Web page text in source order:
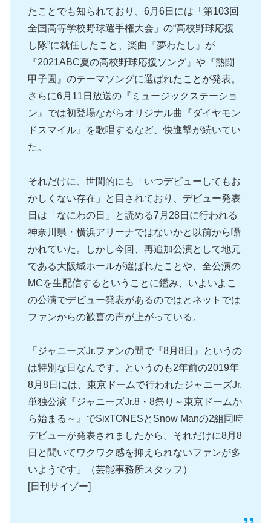
たことでも知られており、6月6日には「第103回
全国高等学校野球選手権大会」の“高校野球応援
し隊”に就任したこと、楽曲『夢わたし』が
『2021ABC夏の高校野球応援ソング』や『熱闘
甲子園』のテーマソングに選ばれたことが発表。
さらに6月11日放送の『ミュージックステーショ
ン』では初登場ながらオリジナル曲『ダイヤモン
ドスマイル』を歌唱するなど、快進撃が続いてい
た。
それだけに、世間的にも「いつデビューしてもお
かしくない存在」と目されており、デビュー発表
日は「なにわの日」と読める7月28日に行われる
神奈川県・横浜アリーナではないかと以前から囁
かれていた。しかし今回、再追加公演として地元
である大阪城ホールが選ばれたことや、全公演の
MCを生配信するということに鑑み、いよいよこ
の公演でデビュー発表があるのではとネットでは
ファンからの歓喜の声が上がっている。
「ジャニーズJr.ファンの間で『8月8日』というの
は特別な日なんです。というのも2年前の2019年
8月8日には、東京ドームで行われたジャニーズJr.
単独公演『ジャニーズJr.8・8祭り～東京ドームか
ら始まる～』でSixTONESとSnow Manの2組同時
デビューが発表されましたから。それだけに8月8
日と聞いてワクワク感を抑えられないファンが多
いようです」（芸能事務所スタッフ）
[日刊サイゾー]